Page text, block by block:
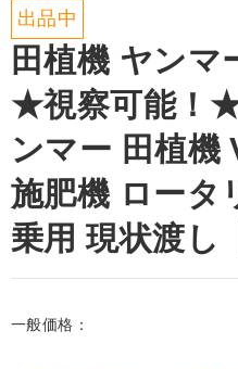
出品中
田植機 ヤンマ
★視察可能！
ンマー 田植機
施肥機 ロータ
乗用 現状渡し
一般価格：